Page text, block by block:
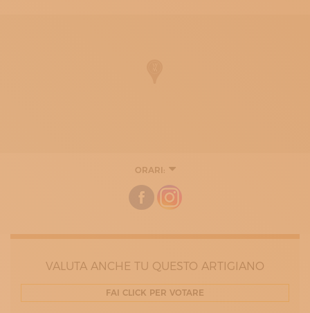
ORARI:
09:00 - 12:30
14:30 - 18:30
14:30 - 18:30
09:00 - 12:30
GIOVEDÌ
09:00 - 12:30
VALUTA ANCHE TU QUESTO ARTIGIANO
FAI CLICK PER VOTARE